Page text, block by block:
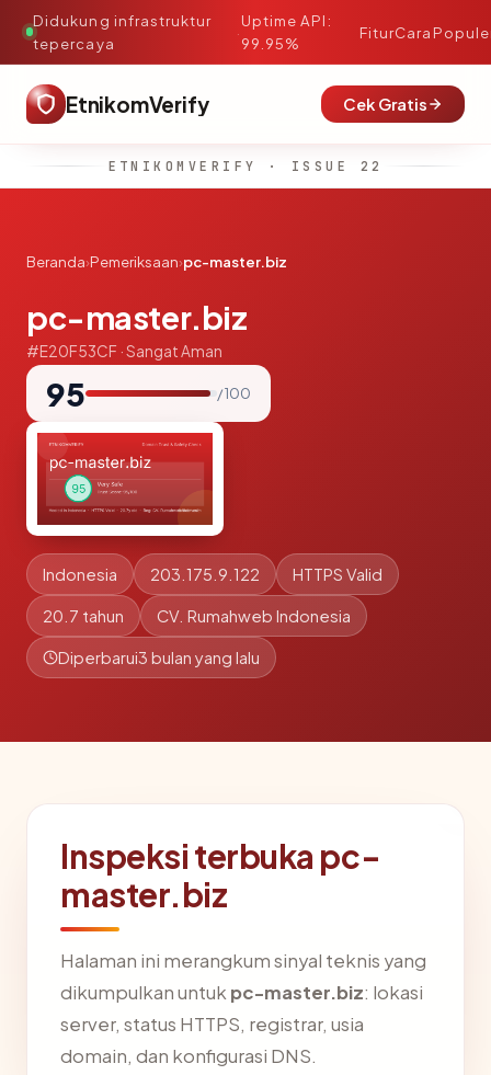
Didukung infrastruktur
tepercaya
·
Uptime API:
99.95%
FiturCara
EtnikomVerify Cek Gratis
ETNIKOMVERIFY · ISSUE 22
Beranda›Pemeriksaan›pc-master.biz
pc-master.biz
#E20F53CF · Sangat Aman
95 / 100
Indonesia 203.175.9.122 HTTPS Valid
20.7 tahun CV. Rumahweb Indonesia
Diperbarui3 bulan yang lalu
Inspeksi terbuka pc-
master.biz
Halaman ini merangkum sinyal teknis yang
dikumpulkan untuk pc-master.biz: lokasi
server, status HTTPS, registrar, usia
domain, dan konfigurasi DNS.